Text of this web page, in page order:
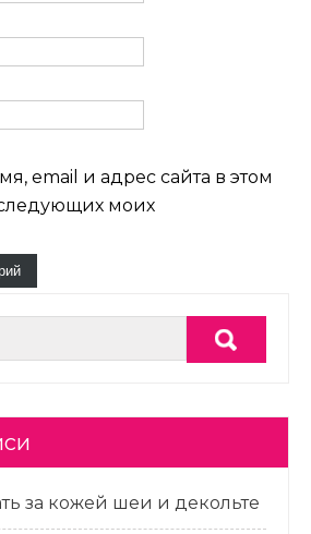
email и адрес сайта в этом
моих
за кожей шеи и декольте